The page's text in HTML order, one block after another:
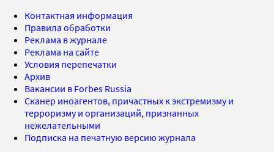
Контактная информация
Правила обработки
Реклама в журнале
Реклама на сайте
Условия перепечатки
Архив
Вакансии в Forbes Russia
Сканер иноагентов, причастных к экстремизму и
терроризму и организаций, признанных
нежелательными
Подписка на печатную версию журнала